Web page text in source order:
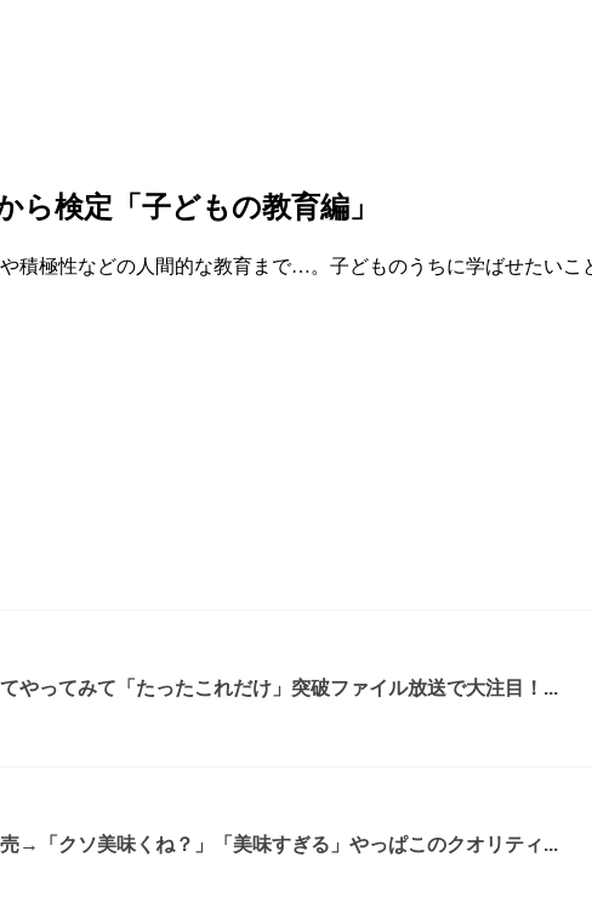
ら検定「子どもの教育編」
積極性などの人間的な教育まで…。子どものうちに学ばせたい
やってみて「たったこれだけ」突破ファイル放送で大注目！...
→「クソ美味くね？」「美味すぎる」やっぱこのクオリティ...